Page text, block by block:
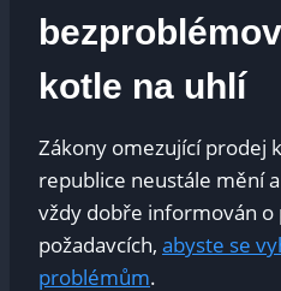
kotle ​na uhlí
Zákony ​omezující prodej
republice neustále ‍mění
vždy dobře⁢ informován o
požadavcích,⁤ abyste se
problémům.